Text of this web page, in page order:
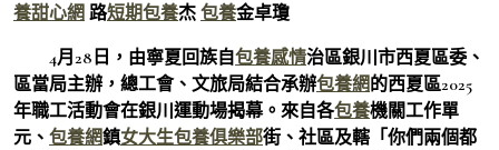
養甜心網 路短期包養杰 包養金卓瓊
4月28日，由寧夏回族自包養感情治區銀川市西夏區委、
區當局主辦，總工會、文旅局結合承辦包養網的西夏區2025
年職工活動會在銀川運動場揭幕。來自各包養機關工作單
元、 包養網鎮女大生包養俱樂部街、社區及轄「你們兩個都